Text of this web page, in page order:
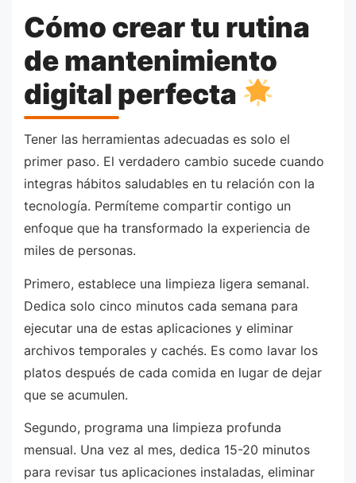
Cómo crear tu rutina
de mantenimiento
digital perfecta
Tener las herramientas adecuadas es solo el
primer paso. El verdadero cambio sucede cuando
integras hábitos saludables en tu relación con la
tecnología. Permíteme compartir contigo un
enfoque que ha transformado la experiencia de
miles de personas.
Primero, establece una limpieza ligera semanal.
Dedica solo cinco minutos cada semana para
ejecutar una de estas aplicaciones y eliminar
archivos temporales y cachés. Es como lavar los
platos después de cada comida en lugar de dejar
que se acumulen.
Segundo, programa una limpieza profunda
mensual. Una vez al mes, dedica 15-20 minutos
para revisar tus aplicaciones instaladas, eliminar